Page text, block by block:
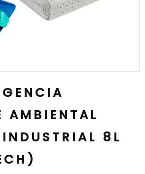
AMBIENTAL
8L